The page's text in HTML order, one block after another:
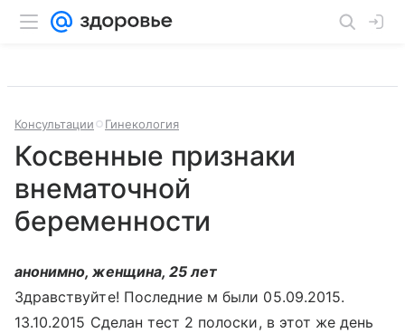
Консультации Гинекология
Косвенные признаки
внематочной
беременности
анонимно, женщина, 25 лет
Здравствуйте! Последние м были 05.09.2015.
13.10.2015 Сделан тест 2 полоски, в этот же день